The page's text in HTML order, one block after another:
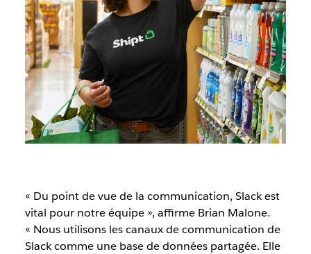
« Du point de vue de la communication, Slack est
vital pour notre équipe », affirme Brian Malone.
« Nous utilisons les canaux de communication de
Slack comme une base de données partagée. Elle